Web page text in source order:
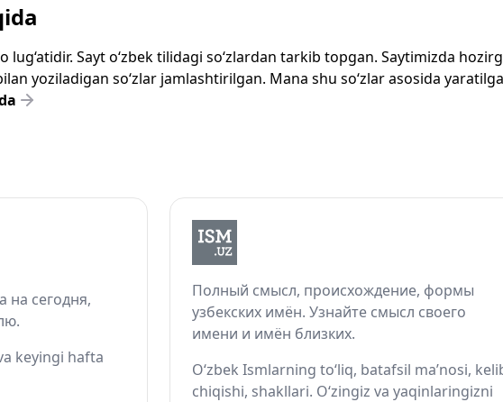
Sayt o‘zbek tilidagi so‘zlardan tarkib topgan. Saytimizda
yoziladigan so‘zlar jamlashtirilgan. Mana shu so‘zlar asosida
на сегодня,
keyingi hafta
Полный смысл, происхождение, формы
узбекских имён. Узнайте смысл своего
имени и имён близких.
O‘zbek Ismlarning to‘liq, batafsil ma’nosi,
chiqishi, shakllari. O‘zingiz va yaqinlaringizni